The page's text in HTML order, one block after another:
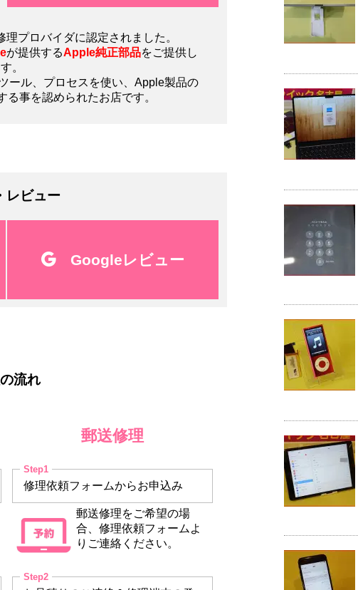
プロバイダに認定されました。
が提供するApple純正部品をご提供し
。
ール、プロセスを使い、Apple製品の
事を認められたお店です。
レビュー
Googleレビュー
流れ
郵送修理
修理依頼フォームからお申込み
郵送修理をご希望の場
合、修理依頼フォームよ
りご連絡ください。